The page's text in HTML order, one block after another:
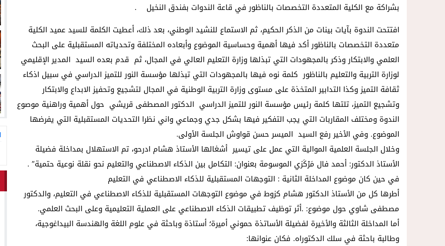
بشراكة مع الكلية المتعددة التخصصات بالناظور في قاعة الندوات بفندق النخيل .
افتتحت الندوة بآيات بينات من الذكر الحكيم، ثم الاستماع للنشيد الوطني، بعد ذلك، أعطيت الكلمة للسيد عميد الكلية
متعددة التخصصات بالناظور أكد فيها أهمية وحساسية الموضوع وأبعاده المختلفة وتحدياته المستقبلية على البحث
العلمي والابتكار وذكر بالمجهودات التي تبذلها وزارة التعليم العالي في المجال، ثم قدم بعده السيد المدير الإقليمي
لوزارة التربية والتعليم بالناظور كلمة نوه فيها بالمجهودات التي تبذلها مؤسسة النور للتميز الدراسي في سبيل اذكاء
ثقافة التميز وكذا التدابير المتخذة على مستوى وزارة التربية الوطنية في المجال لتشجيع وتحفيز الابداع والابتكار
وتشجيع التميز، تلتها كلمة رئيس مؤسسة النور للتميز الدراسي الدكتور المصطفى قريشي حول أهمية وراهنية موصوع
الندوة ومختلف المقاربات التي يجب التفكير فيها بشكل جدي وجماعي واني نظرا التحديات المستقبلية التي يفرضها
الموضوع. وفي الأخير رفع السيد الميسر حسن قواوش الجلسة الأولى.
وخلال الجلسة العلمية الموالية التي عمل على تيسير أشغالها الأستاذ هشام ادرحو، تم الاستهلال بمداخلة فضيلة
الأستاذ الدكتور: أحمد فال مَرْكَزي الموسومة بعنوان: التكامل بين الذكاء الاصطناعي والتعليم نحو نقلة نوعية حتمية” .
في حين كان موضوع المداخلة الثانية : التوجهات المستقبلية للذكاء الاصطناعي في التعليم
أطرها كل من الأستاذ الدكتور هشام كزوط في موضوع التوجهات المستقبلية للذكاء الاصطناعي في التعليم، والدكتور
مصطفى شاوي حول موضوع: .أثر توظيف تطبيقات الذكاء الاصطناعي على العملية التعليمية وعلى البحث العلمي.
أما المداخلة الثالثة والأخيرة لفضيلة الأساتذة حموني أميرة؛ أستاذة وباحثة في علوم اللغة والهندسة البيداغوجية،
وطالبة باحثة في سلك الدكتوراه. فكان عنوانها: